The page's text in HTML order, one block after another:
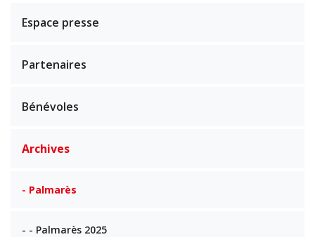
Espace presse
Partenaires
Bénévoles
Archives
- Palmarès
- - Palmarès 2025